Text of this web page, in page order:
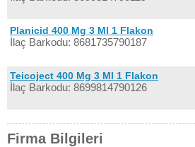
Planicid 400 Mg 3 Ml 1 Flakon
İlaç Barkodu: 8681735790187
Teicoject 400 Mg 3 Ml 1 Flakon
İlaç Barkodu: 8699814790126
Firma Bilgileri